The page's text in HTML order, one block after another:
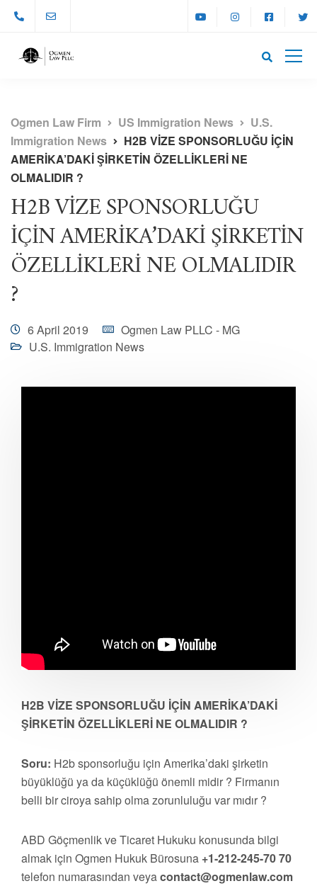
Ogmen Law Firm US Immigration News
U.S.
Immigration News
H2B VİZE SPONSORLUĞU İÇİN
AMERİKA’DAKİ ŞİRKETİN ÖZELLİKLERİ NE
OLMALIDIR ?
H2B VİZE SPONSORLUĞU
İÇİN AMERİKA’DAKİ ŞİRKETİN
ÖZELLİKLERİ NE OLMALIDIR
?
6 April 2019
Ogmen Law PLLC - MG
U.S. Immigration News
H2B VİZE SPONSORLUĞU İÇİN AMERİKA’DAKİ
ŞİRKETİN ÖZELLİKLERİ NE OLMALIDIR ?
Soru: H2b sponsorluğu için Amerika’daki şirketin
büyüklüğü ya da küçüklüğü önemli midir ? Firmanın
belli bir ciroya sahip olma zorunluluğu var mıdır ?
ABD Göçmenlik ve Ticaret Hukuku konusunda bilgi
almak için Ogmen Hukuk Bürosuna +1-212-245-70 70
telefon numarasından veyacontact@ogmenlaw.com